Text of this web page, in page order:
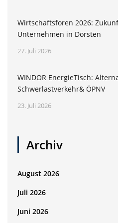
Wirtschaftsforen 2026:
Unternehmen in Dorsten
27. Juli 2026
WINDOR EnergieTisch:
Schwerlastverkehr& ÖPNV
23. Juli 2026
Archiv
August 2026
Juli 2026
Juni 2026